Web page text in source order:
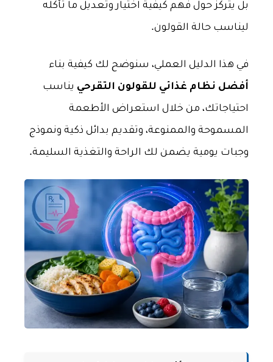
بل يتركز حول فهم كيفية اختيار وتعديل ما تأكله
ليناسب حالة القولون.
في هذا الدليل العملي، سنوضح لك كيفية بناء
أفضل نظام غذائي للقولون التقرحي يناسب
احتياجاتك، من خلال استعراض الأطعمة
المسموحة والممنوعة، وتقديم بدائل ذكية ونموذج
وجبات يومية يضمن لك الراحة والتغذية السليمة.